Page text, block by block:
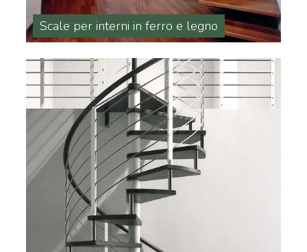
Scale per interni in ferro e legno